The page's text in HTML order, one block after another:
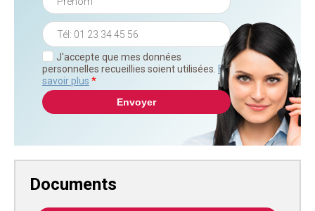
J'accepte que mes données
personnelles recueillies soient utilisées. En
savoir plus *
Documents